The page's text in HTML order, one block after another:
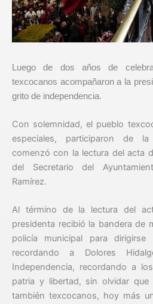
Luego de dos años de
texcocanos acompañaron a la
grito de independencia.
Con solemnidad, el pueblo
especiales, participaron de
comenzó con la lectura del acta
del Secretario del
Ramírez.
Al término de la lectura del
presidenta recibió la bandera de
policía municipal para
recordando a Dolores
Independencia, recordando a
patria y libertad, sin olvidar que
también texcocanos, hoy más